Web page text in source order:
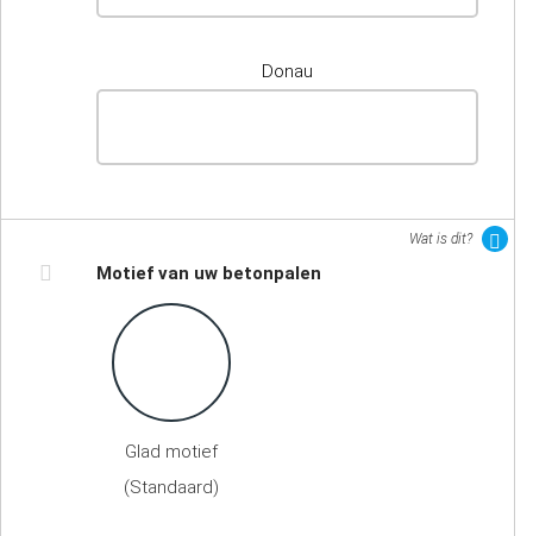
Donau
Wat is dit?
Motief van uw betonpalen
Glad motief
(Standaard)